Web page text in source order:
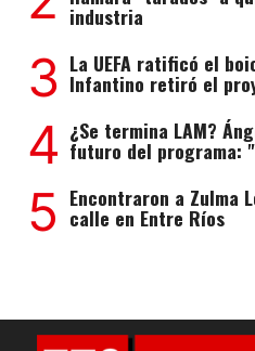
industria
3 La UEFA ratificó el
Infantino retiró el
4 ¿Se termina LAM?
futuro del programa:
5 Encontraron a Zulma
calle en Entre Ríos